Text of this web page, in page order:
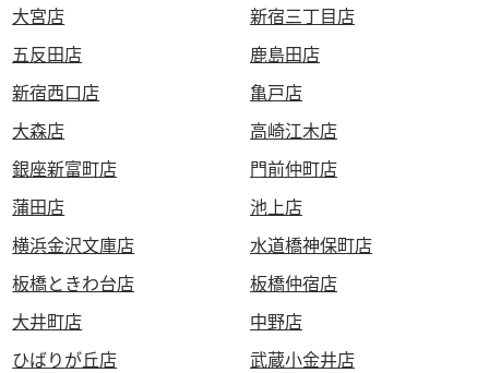
大宮店
新宿三丁目店
五反田店
鹿島田店
新宿西口店
亀戸店
大森店
高崎江木店
銀座新富町店
門前仲町店
蒲田店
池上店
横浜金沢文庫店
水道橋神保町店
板橋ときわ台店
板橋仲宿店
大井町店
中野店
ひばりが丘店
武蔵小金井店